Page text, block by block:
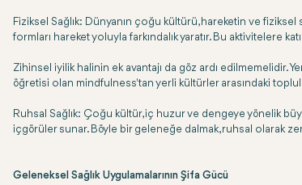
Fiziksel Sağlık: Dünyanın çoğu kültürü, hareketin ve
formları hareket yoluyla farkındalık yaratır. Bu aktivitelere
Zihinsel iyilik halinin ek avantajı da göz ardı edilmemelidir.
öğretisi olan mindfulness'tan yerli kültürler arasındaki
Ruhsal Sağlık: Çoğu kültür, iç huzur ve dengeye yönelik
içgörüler sunar. Böyle bir geleneğe dalmak, ruhsal olarak
Geleneksel Sağlık Uygulamalarının Şifa Gücü